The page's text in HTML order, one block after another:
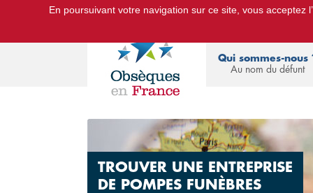
Le Portail d'Informations Obsèques :devis
Qui sommes-nous
Au nom du défunt
TROUVER UNE ENTREPRISE
DE POMPES FUNÈBRES
En poursuivant votre navigation sur ce site, vous